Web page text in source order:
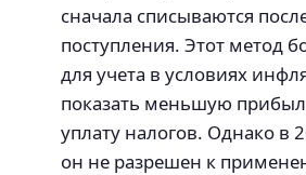
сначала списываются
поступления. Этот метод
для учета в условиях
показать меньшую
уплату налогов. Однако в
он не разрешен к